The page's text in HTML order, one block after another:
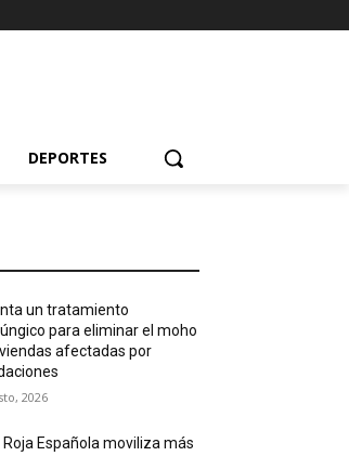
DEPORTES
un tratamiento
para eliminar el moho
afectadas por
2026
Roja Española moviliza más